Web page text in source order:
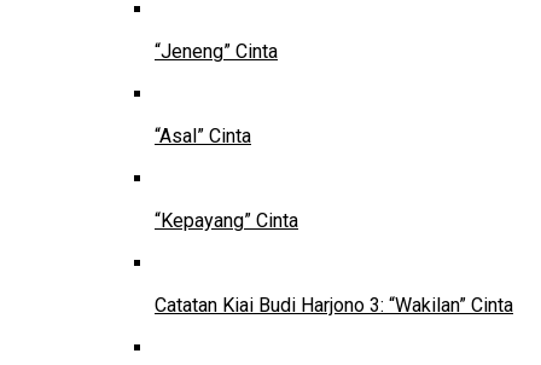
“Jeneng” Cinta
“Asal” Cinta
“Kepayang” Cinta
Catatan Kiai Budi Harjono 3: “Wakilan” Cinta